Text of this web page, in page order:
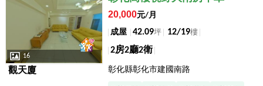
16
觀天廈
20,000元/月
成屋
42.09坪 12/19樓
2房2廳2衛
彰化縣彰化市建國南路